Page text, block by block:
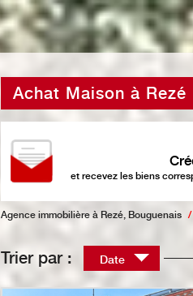
Achat Maison à Rezé
et recevez les biens
Agence immobilière à Rezé, Bouguenais
Trier par : Date